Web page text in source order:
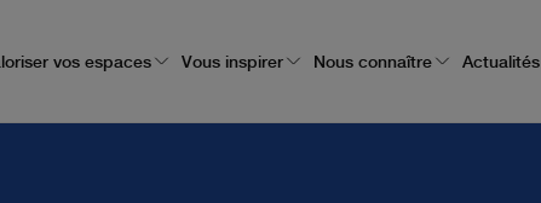
vos espaces Vous inspirer Nous connaître Actualités